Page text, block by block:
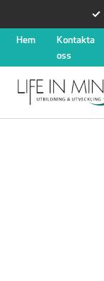
Hoppa
Hoppa
Hem
Kontakta
oss